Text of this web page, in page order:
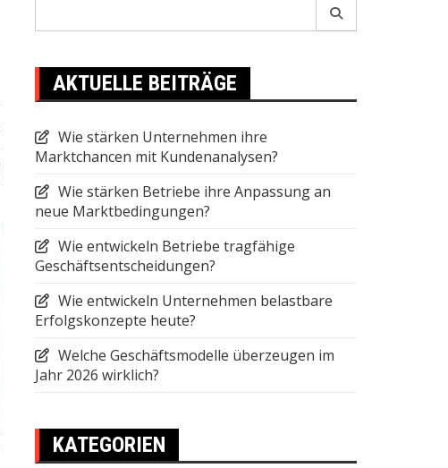
AKTUELLE BEITRÄGE
Wie stärken Unternehmen ihre
Marktchancen mit Kundenanalysen?
Wie stärken Betriebe ihre Anpassung an
neue Marktbedingungen?
Wie entwickeln Betriebe tragfähige
Geschäftsentscheidungen?
Wie entwickeln Unternehmen belastbare
Erfolgskonzepte heute?
Welche Geschäftsmodelle überzeugen im
Jahr 2026 wirklich?
KATEGORIEN